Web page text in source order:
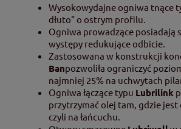
Wysokowydajne ogniwa tnące
dłuto" o ostrym profilu.
Ogniwa prowadzące posiadają
występy redukujące odbicie.
Zastosowana w konstrukcji
Banpozwoliła ograniczyć
najmniej 25% na uchwytach
Ogniwa łączące typu Lubrilink
przytrzymać olej tam, gdzie jest
czyli na łańcuchu.